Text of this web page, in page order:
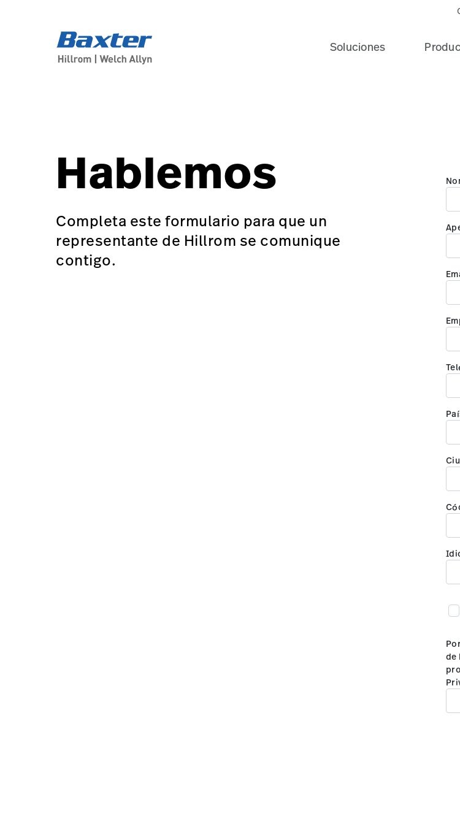
Soluciones
Hablemos
Completa este formulario para que un
representante de Hillrom se comunique
contigo.